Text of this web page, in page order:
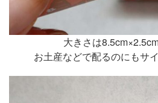
大きさは
お土産などで配るのにもサ